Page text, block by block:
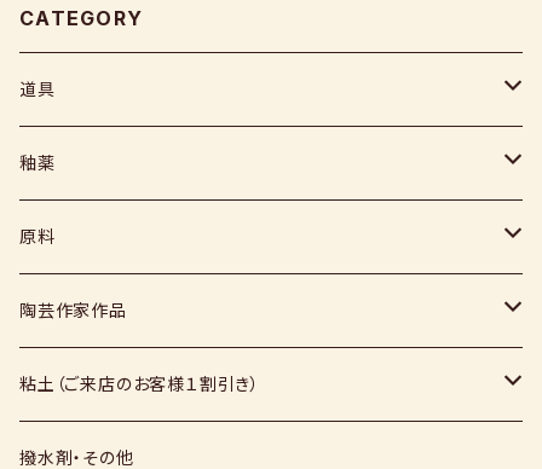
CATEGORY
道具
ヘラ
コテ
スポンジ
絵具
上絵具
その他
釉薬
粉末
液体
福島釉薬
原料
媒溶剤・調整剤等
長石
硅石
陶芸作家作品
上野焼
薪窯（高鶴淳一先生）
小石原焼
粘土（ご来店のお客様１割引き）
信楽白土
撥水剤・その他